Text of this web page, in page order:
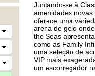
Juntando-se à
amenidades
oferece uma
arena de gelo
the Seas
como as Family
uma seleção de
VIP mais
um escorregador